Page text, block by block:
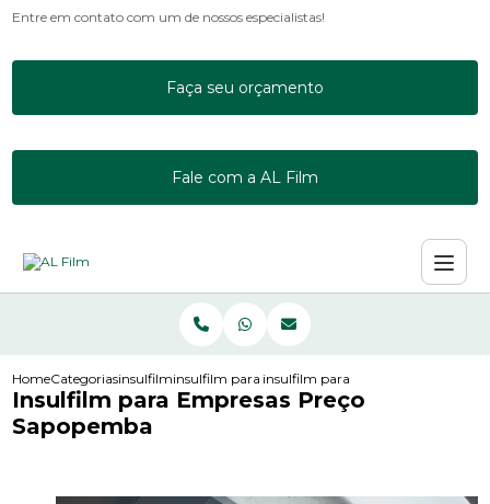
Entre em contato com um de nossos especialistas!
Faça seu orçamento
Fale com a AL Film
HomeCategoriasinsulfilminsulfilm para janela residencial
insulfilm para empresas preco
Insulfilm para Empresas Preço
Sapopemba